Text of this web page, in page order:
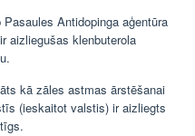
Antidopinga aģentūra
aizliegušas klenbuterola
kā zāles astmas ārstēšanai
(ieskaitot valstis) ir aizliegts